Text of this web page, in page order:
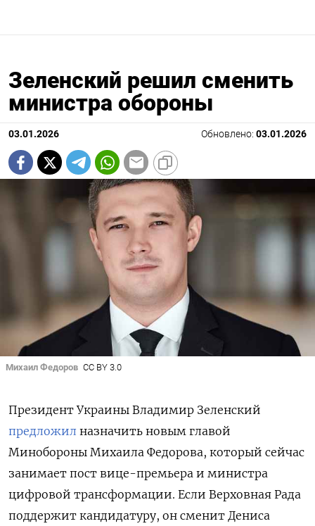
Зеленский решил сменить
министра обороны
03.01.2026 Обновлено: 03.01.2026
Михаил Федоров CC BY 3.0
Президент Украины Владимир Зеленский
предложил назначить новым главой
Минобороны Михаила Федорова, который сейчас
занимает пост вице-премьера и министра
цифровой трансформации. Если Верховная Рада
поддержит кандидатуру, он сменит Дениса